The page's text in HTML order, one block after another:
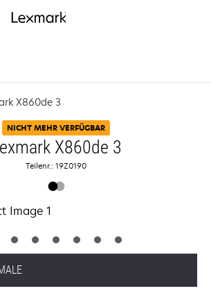
X860de 3
NICHT MEHR VERFÜGBAR
X860de 3
Teilenr.: 19Z0190